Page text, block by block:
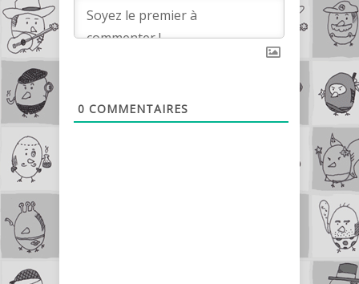
0 COMMENTAIRES